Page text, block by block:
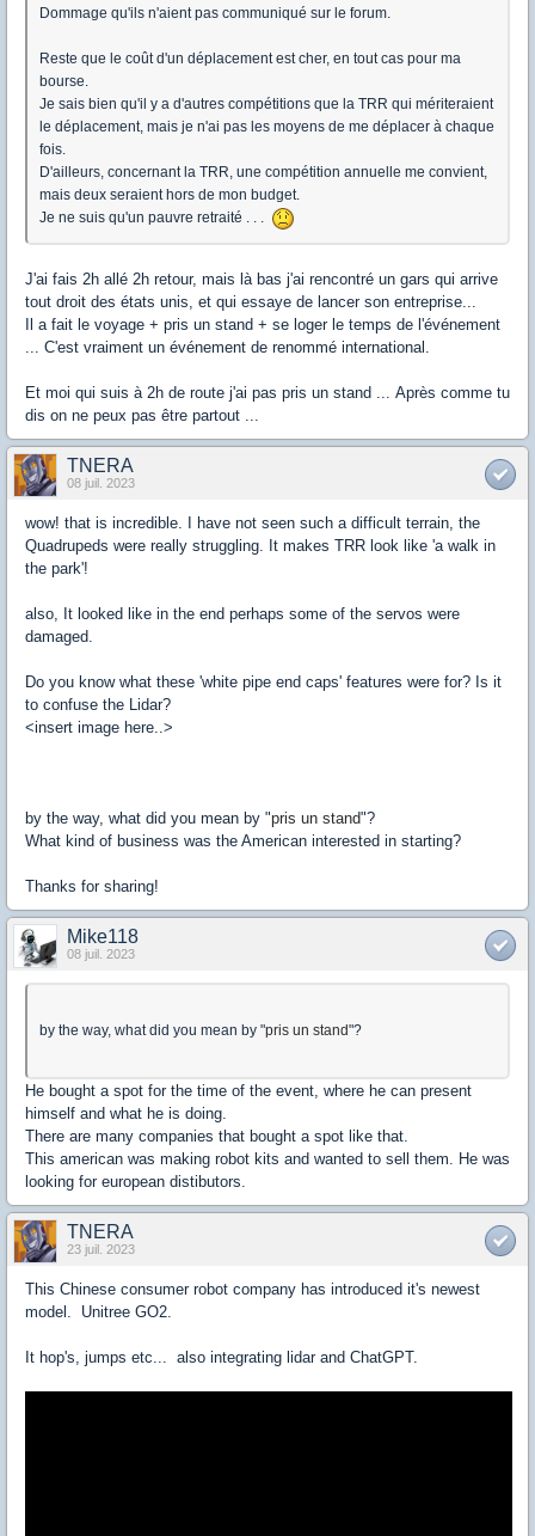
Dommage qu'ils n'aient pas communiqué sur le forum.
Reste que le coût d'un déplacement est cher, en tout cas pour ma
bourse.
Je sais bien qu'il y a d'autres compétitions que la TRR qui mériteraient
le déplacement, mais je n'ai pas les moyens de me déplacer à chaque
fois.
D'ailleurs, concernant la TRR, une compétition annuelle me convient,
mais deux seraient hors de mon budget.
Je ne suis qu'un pauvre retraité . . .
J'ai fais 2h allé 2h retour, mais là bas j'ai rencontré un gars qui arrive
tout droit des états unis, et qui essaye de lancer son entreprise...
Il a fait le voyage + pris un stand + se loger le temps de l'événement
... C'est vraiment un événement de renommé international.
Et moi qui suis à 2h de route j'ai pas pris un stand ... Après comme tu
dis on ne peux pas être partout ...
TNERA
08 juil. 2023
wow! that is incredible. I have not seen such a difficult terrain, the
Quadrupeds were really struggling. It makes TRR look like 'a walk in
the park'!
also, It looked like in the end perhaps some of the servos were
damaged.
Do you know what these 'white pipe end caps' features were for? Is it
to confuse the Lidar?
<insert image here..>
by the way, what did you mean by "pris un stand"?
What kind of business was the American interested in starting?
Thanks for sharing!
Mike118
08 juil. 2023
by the way, what did you mean by "pris un stand"?
He bought a spot for the time of the event, where he can present
himself and what he is doing.
There are many companies that bought a spot like that.
This american was making robot kits and wanted to sell them. He was
looking for european distibutors.
TNERA
23 juil. 2023
This Chinese consumer robot company has introduced it's newest
model. Unitree GO2.
It hop's, jumps etc... also integrating lidar and ChatGPT.